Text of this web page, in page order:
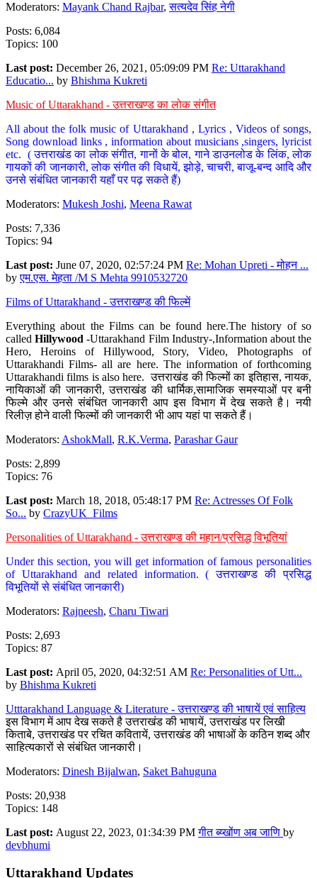
Moderators: Mayank Chand Rajbar,सत्यदेव सिंह नेगी
Posts: 6,084
Topics: 100
Last post: December 26, 2021, 05:09:09 PM Re: Uttarakhand
Educatio... by Bhishma Kukreti
Music of Uttarakhand - उत्तराखण्ड का लोक संगीत
All about the folk music of Uttarakhand , Lyrics , Videos of songs,
Song download links , information about musicians ,singers, lyricist
etc. ( उत्तराखंड का लोक संगीत, गानों के बोल, गाने डाउनलोड के लिंक, लोक
गायकों की जानकारी, लोक संगीत की विधायें, झोड़े, चाचरी, बाजू-बन्द आदि और
उनसे संबंधित जानकारी यहाँ पर पढ़ सकते हैं)
Moderators: Mukesh Joshi, Meena Rawat
Posts: 7,336
Topics: 94
Last post: June 07, 2020, 02:57:24 PM Re: Mohan Upreti - मोहन ...
byएम.एस. मेहता /M S Mehta 9910532720
Films of Uttarakhand - उत्तराखण्ड की फिल्में
Everything about the Films can be found here.The history of so
calledHillywood-Uttarakhand Film Industry-,Information about the
Hero, Heroins of Hillywood, Story, Video, Photographs of
Uttarakhandi Films- all are here. The information of forthcoming
Uttarakhandi films is also here. उत्तराखंड की फिल्मों का इतिहास, नायक,
नायिकाओं की जानकारी, उत्तराखंड की धार्मिक,सामाजिक समस्याओं पर बनी
फिल्मे और उनसे संबंधित जानकारी आप इस विभाग में देख सकते है। नयी
रिलीज़ होने वाली फिल्मों की जानकारी भी आप यहां पा सकते हैं।
Moderators: AshokMall, R.K.Verma, Parashar Gaur
Posts: 2,899
Topics: 76
Last post: March 18, 2018, 05:48:17 PM Re: Actresses Of Folk
So... by CrazyUK_Films
Personalities of Uttarakhand - उत्तराखण्ड की महान/प्रसिद्ध विभूतियां
Under this section, you will get information of famous personalities
of Uttarakhand and related information. ( उत्तराखण्ड की प्रसिद्ध
विभूतियों से संबंधित जानकारी)
Moderators: Rajneesh, Charu Tiwari
Posts: 2,693
Topics: 87
Last post: April 05, 2020, 04:32:51 AM Re: Personalities of Utt...
by Bhishma Kukreti
Utttarakhand Language & Literature - उत्तराखण्ड की भाषायें एवं साहित्य
इस विभाग में आप देख सकते है उत्तराखंड की भाषायें, उत्तराखंड पर लिखी
किताबे, उत्तराखंड पर रचित कवितायें, उत्तराखंड की भाषाओं के कठिन शब्द और
साहित्यकारों से संबंधित जानकारी।
Moderators: Dinesh Bijalwan, Saket Bahuguna
Posts: 20,938
Topics: 148
Last post: August 22, 2023, 01:34:39 PMगीत ब्य्खोंण अब जाणि by
devbhumi
Uttarakhand Updates